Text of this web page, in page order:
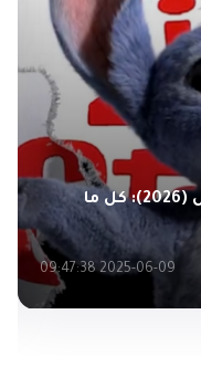
فيلم ديزني الواقعي ليلو وستيتش (2026): كل ما
2025-06-09 09:47:38